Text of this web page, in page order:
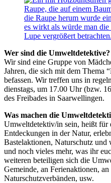
Wer sind die Umweltdetektive?
Wir sind eine Gruppe von
Jahren, die sich mit dem Thema
befassen. Wir treffen uns in
dienstags, um 17.00 Uhr (bzw.
des Freibades in Saarwellingen.
Was machen die
Umweltdetektiv/in sein, heißt für
Entdeckungen in der Natur,
Bastelaktionen, Naturschutz und
und noch vieles mehr, was ihr
weiteren beteiligen sich die
Gemeinde, an Ferienaktionen,
Naturschutzverbänden, usw.